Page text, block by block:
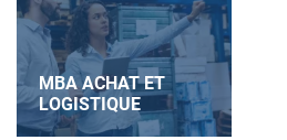
MBA ACHAT ET
LOGISTIQUE